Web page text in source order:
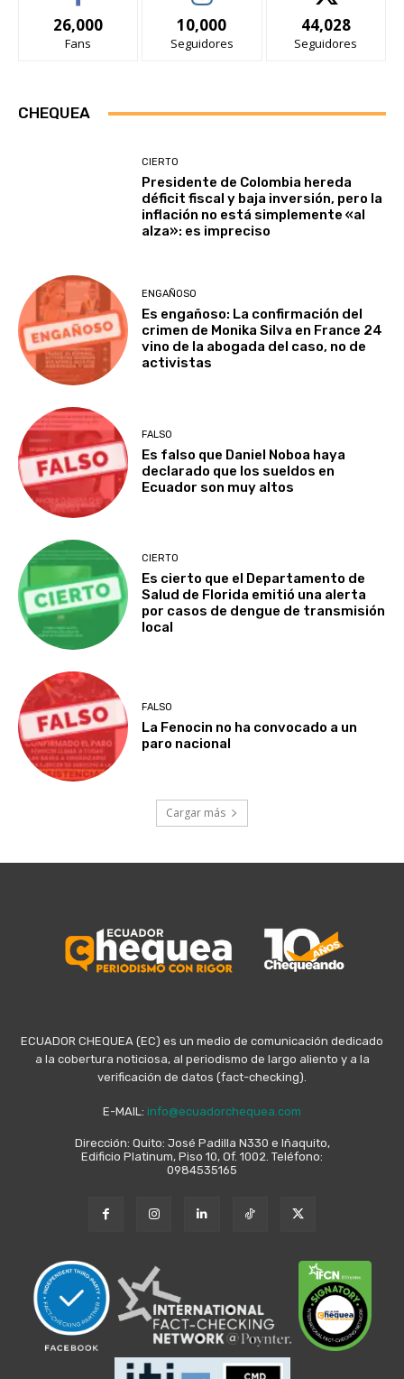
26,000
Fans
10,000
Seguidores
44,028
Seguidores
CHEQUEA
CIERTO
Presidente de Colombia hereda
déficit fiscal y baja inversión, pero la
inflación no está simplemente «al
alza»: es impreciso
ENGAÑOSO
Es engañoso: La confirmación del
crimen de Monika Silva en France 24
vino de la abogada del caso, no de
activistas
FALSO
Es falso que Daniel Noboa haya
declarado que los sueldos en
Ecuador son muy altos
CIERTO
Es cierto que el Departamento de
Salud de Florida emitió una alerta
por casos de dengue de transmisión
local
FALSO
La Fenocin no ha convocado a un
paro nacional
Cargar más
ECUADOR CHEQUEA (EC) es un medio de comunicación dedicado
a la cobertura noticiosa, al periodismo de largo aliento y a la
verificación de datos (fact-checking).
E-MAIL: info@ecuadorchequea.com
Dirección: Quito: José Padilla N330 e Iñaquito,
Edificio Platinum, Piso 10, Of. 1002. Teléfono:
0984535165